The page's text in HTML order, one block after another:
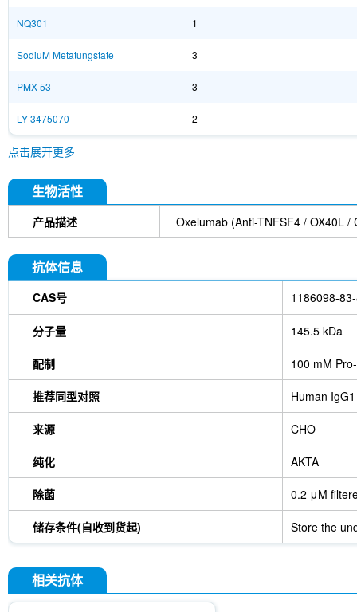
NQ301 1
SodiuM Metatungstate 3
PMX-53 3
LY-3475070 2
点击展开更多
生物活性
产品描述 Oxelumab (Anti-TNFSF4 / OX40L /
抗体信息
CAS号 1186098-
分子量 145.5 kDa
配制 100 mM
推荐同型对照 Human IgG1
来源 CHO
纯化 AKTA
除菌 0.2 μM
储存条件(自收到货起) Store the
相关抗体